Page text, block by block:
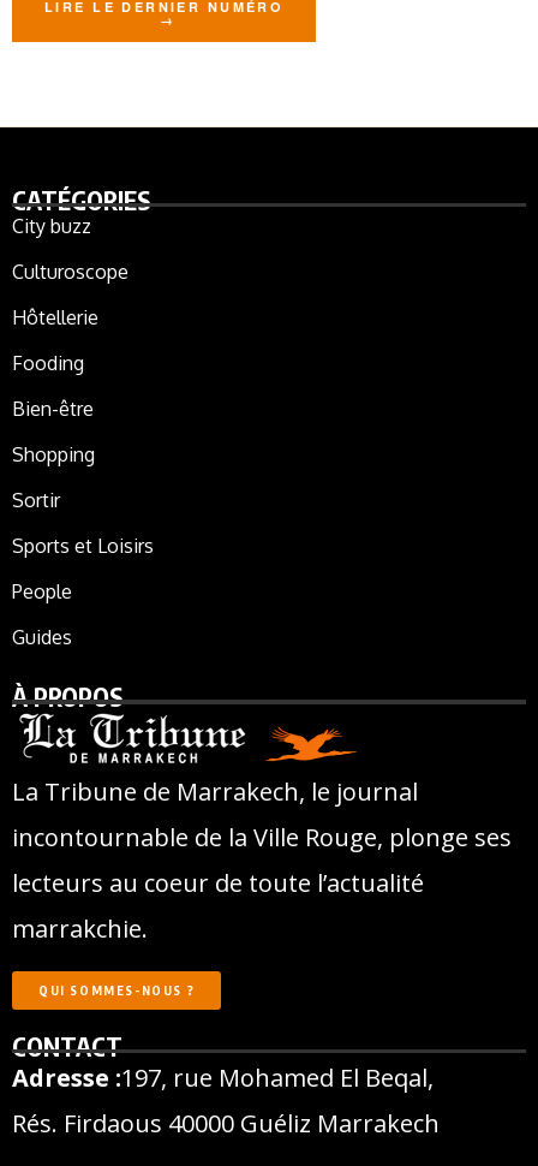
LIRE LE DERNIER NUMÉRO
CATÉGORIES
City buzz
Culturoscope
Hôtellerie
Fooding
Bien-être
Shopping
Sortir
Sports et Loisirs
People
Guides
À PROPOS
La Tribune de Marrakech, le journal
incontournable de la Ville Rouge, plonge ses
lecteurs au coeur de toute l’actualité
marrakchie.
QUI SOMMES-NOUS ?
CONTACT
Adresse :197, rue Mohamed El Beqal,
Rés. Firdaous 40000 Guéliz Marrakech